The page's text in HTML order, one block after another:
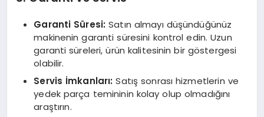
Garanti Süresi: Satın almayı düşündüğünüz
makinenin garanti süresini kontrol edin. Uzun
garanti süreleri, ürün kalitesinin bir göstergesi
olabilir.
Servis İmkanları: Satış sonrası hizmetlerin ve
yedek parça temininin kolay olup olmadığını
araştırın.